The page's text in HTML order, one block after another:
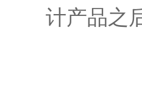
计产品之